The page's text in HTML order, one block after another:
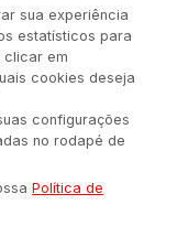
Quem Somos
em qualquer
sem autorização
sua experiência
estatísticos para
clicar em
cookies deseja
configurações
no rodapé de
Política de